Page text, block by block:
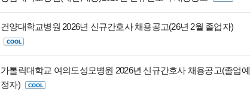
건양대학교병원 2026년 신규간호사 채용공고(26년 2월 졸업자)
가톨릭대학교 여의도성모병원 2026년 신규간호사 채용공고(졸업예
정자)